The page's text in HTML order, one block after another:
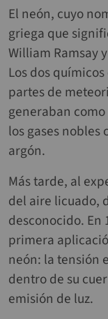
El neón, cuyo
griega que
William Ramsay
Los dos
partes de
generaban
los gases nobles
argón.
Más tarde, al
del aire licuado,
desconocido. En
primera
neón: la tensión
dentro de su
emisión de luz.